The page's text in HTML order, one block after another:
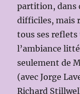
partition, dans
difficiles, mais
tous ses
l’ambiance
seulement de
(avec Jorge
Richard